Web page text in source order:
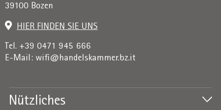
39100 Bozen
HIER FINDEN SIE UNS
Tel. +39 0471 945 666
E-Mail: wifi@handelskammer.bz.it
Nützliches